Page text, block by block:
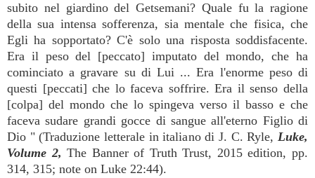
subito nel giardino del Getsemani? Quale fu la ragione
della sua intensa sofferenza, sia mentale che fisica, che
Egli ha sopportato? C'è solo una risposta soddisfacente.
Era il peso del [peccato] imputato del mondo, che ha
cominciato a gravare su di Lui ... Era l'enorme peso di
questi [peccati] che lo faceva soffrire. Era il senso della
[colpa] del mondo che lo spingeva verso il basso e che
faceva sudare grandi gocce di sangue all'eterno Figlio di
Dio " (Traduzione letterale in italiano di J. C. Ryle, Luke,
Volume 2, The Banner of Truth Trust, 2015 edition, pp.
314, 315; note on Luke 22:44).